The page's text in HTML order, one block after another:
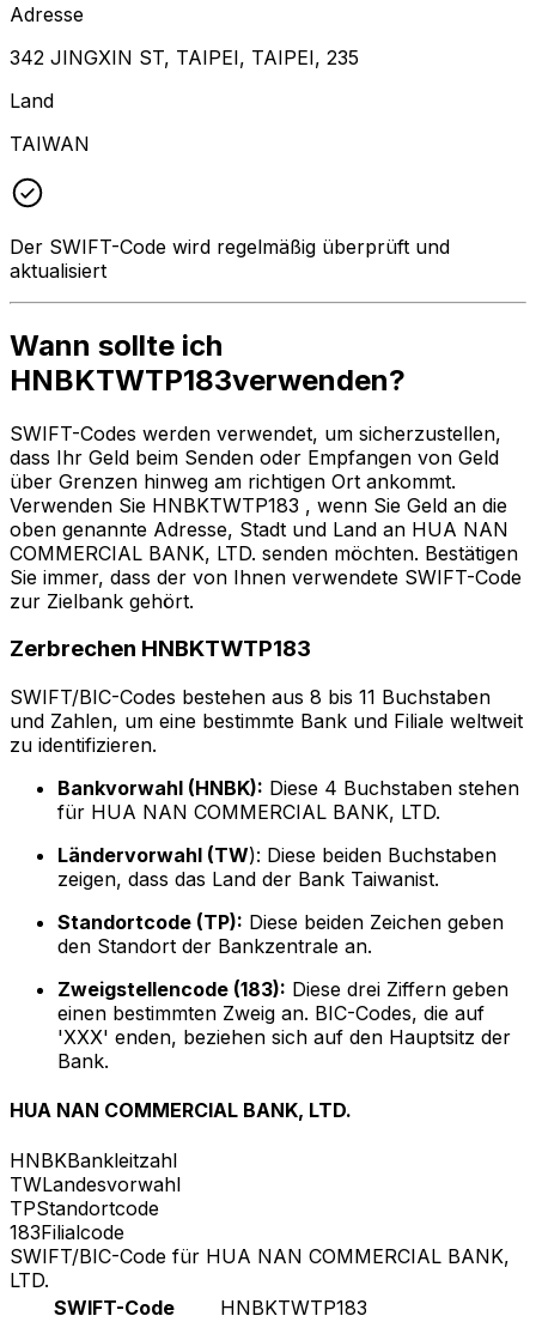
Adresse
342 JINGXIN ST, TAIPEI, TAIPEI, 235
Land
TAIWAN
Der SWIFT-Code wird regelmäßig überprüft und
aktualisiert
Wann sollte ich
HNBKTWTP183verwenden?
SWIFT-Codes werden verwendet, um sicherzustellen,
dass Ihr Geld beim Senden oder Empfangen von Geld
über Grenzen hinweg am richtigen Ort ankommt.
Verwenden Sie HNBKTWTP183 , wenn Sie Geld an die
oben genannte Adresse, Stadt und Land an HUA NAN
COMMERCIAL BANK, LTD. senden möchten. Bestätigen
Sie immer, dass der von Ihnen verwendete SWIFT-Code
zur Zielbank gehört.
Zerbrechen HNBKTWTP183
SWIFT/BIC-Codes bestehen aus 8 bis 11 Buchstaben
und Zahlen, um eine bestimmte Bank und Filiale weltweit
zu identifizieren.
Bankvorwahl (HNBK): Diese 4 Buchstaben stehen
für HUA NAN COMMERCIAL BANK, LTD.
Ländervorwahl (TW): Diese beiden Buchstaben
zeigen, dass das Land der Bank Taiwanist.
Standortcode (TP): Diese beiden Zeichen geben
den Standort der Bankzentrale an.
Zweigstellencode (183): Diese drei Ziffern geben
einen bestimmten Zweig an. BIC-Codes, die auf
'XXX' enden, beziehen sich auf den Hauptsitz der
Bank.
HUA NAN COMMERCIAL BANK, LTD.
HNBKBankleitzahl
TWLandesvorwahl
TPStandortcode
183Filialcode
SWIFT/BIC-Code für HUA NAN COMMERCIAL BANK,
LTD.
SWIFT-Code
HNBKTWTP183